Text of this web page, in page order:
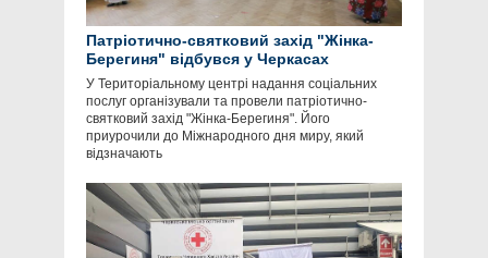
Патріотично-святковий захід "Жінка-
Берегиня" відбувся у Черкасах
У Територіальному центрі надання соціальних
послуг організували та провели патріотично-
святковий захід "Жінка-Берегиня". Його
приурочили до Міжнародного дня миру, який
відзначають